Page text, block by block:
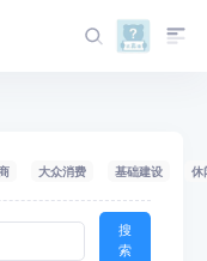
大众消费 基础建设 休
搜
索